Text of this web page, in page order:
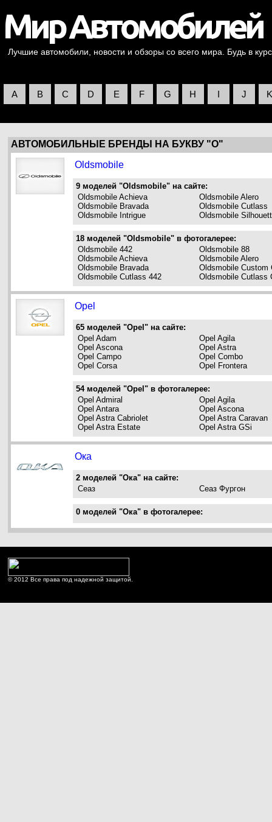
Лучшие автомобили, новости и обзоры со всего мира. Будь в
A B C D E F G H I J K
АВТОМОБИЛЬНЫЕ БРЕНДЫ НА БУКВУ "O"
Oldsmobile
9 моделей "Oldsmobile" на сайте:
Oldsmobile Achieva
Oldsmobile Alero
Oldsmobile Bravada
Oldsmobile Cutlass
Oldsmobile Intrigue
Oldsmobile
18 моделей "Oldsmobile" в фотогалерее:
Oldsmobile 442
Oldsmobile 88
Oldsmobile Achieva
Oldsmobile Alero
Oldsmobile Bravada
Oldsmobile Custom
Oldsmobile Cutlass 442
Oldsmobile Cutlass
Opel
65 моделей "Opel" на сайте:
Opel Adam
Opel Agila
Opel Ascona
Opel Astra
Opel Campo
Opel Combo
Opel Corsa
Opel Frontera
54 моделей "Opel" в фотогалерее:
Opel Admiral
Opel Agila
Opel Antara
Opel Ascona
Opel Astra Cabriolet
Opel Astra Caravan
Opel Astra Estate
Opel Astra GSi
Ока
2 моделей "Ока" на сайте:
Сеаз
Сеаз Фургон
0 моделей "Ока" в фотогалерее:
© 2012 Все права под надежной защитой.